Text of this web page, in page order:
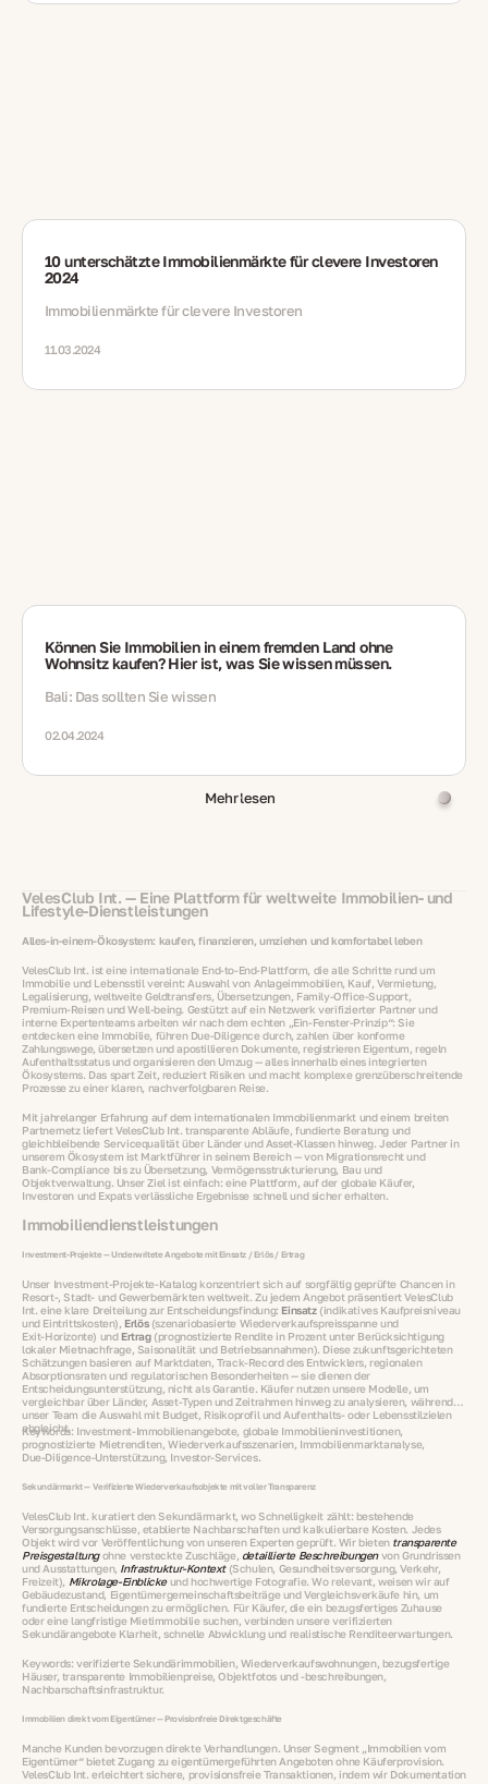
10 unterschätzte Immobilienmärkte für clevere Investoren
2024
Immobilienmärkte für clevere Investoren
11.03.2024
Können Sie Immobilien in einem fremden Land ohne
Wohnsitz kaufen? Hier ist, was Sie wissen müssen.
Bali: Das sollten Sie wissen
02.04.2024
Mehr lesen
VelesClub Int. — Eine Plattform für weltweite Immobilien- und
Lifestyle‑Dienstleistungen
Alles‑in‑einem‑Ökosystem: kaufen, finanzieren, umziehen und komfortabel leben
VelesClub Int. ist eine internationale End‑to‑End‑Plattform, die alle Schritte rund um
Immobilie und Lebensstil vereint: Auswahl von Anlageimmobilien, Kauf, Vermietung,
Legalisierung, weltweite Geldtransfers, Übersetzungen, Family‑Office‑Support,
Premium‑Reisen und Well‑being. Gestützt auf ein Netzwerk verifizierter Partner und
interne Expertenteams arbeiten wir nach dem echten „Ein‑Fenster‑Prinzip“: Sie
entdecken eine Immobilie, führen Due‑Diligence durch, zahlen über konforme
Zahlungswege, übersetzen und apostillieren Dokumente, registrieren Eigentum, regeln
Aufenthaltsstatus und organisieren den Umzug — alles innerhalb eines integrierten
Ökosystems. Das spart Zeit, reduziert Risiken und macht komplexe grenzüberschreitende
Prozesse zu einer klaren, nachverfolgbaren Reise.
Mit jahrelanger Erfahrung auf dem internationalen Immobilienmarkt und einem breiten
Partnernetz liefert VelesClub Int. transparente Abläufe, fundierte Beratung und
gleichbleibende Servicequalität über Länder und Asset‑Klassen hinweg. Jeder Partner in
unserem Ökosystem ist Marktführer in seinem Bereich — von Migrationsrecht und
Bank‑Compliance bis zu Übersetzung, Vermögensstrukturierung, Bau und
Objektverwaltung. Unser Ziel ist einfach: eine Plattform, auf der globale Käufer,
Investoren und Expats verlässliche Ergebnisse schnell und sicher erhalten.
Immobiliendienstleistungen
Investment‑Projekte — Underwritete Angebote mit Einsatz / Erlös / Ertrag
Unser Investment‑Projekte‑Katalog konzentriert sich auf sorgfältig geprüfte Chancen in
Resort‑, Stadt‑ und Gewerbemärkten weltweit. Zu jedem Angebot präsentiert VelesClub
Int. eine klare Dreiteilung zur Entscheidungsfindung: Einsatz(indikatives Kaufpreisniveau
und Eintrittskosten), Erlös(szenariobasierte Wiederverkaufspreisspanne und
Exit‑Horizonte) und Ertrag(prognostizierte Rendite in Prozent unter Berücksichtigung
lokaler Mietnachfrage, Saisonalität und Betriebsannahmen). Diese zukunftsgerichteten
Schätzungen basieren auf Marktdaten, Track‑Record des Entwicklers, regionalen
Absorptionsraten und regulatorischen Besonderheiten — sie dienen der
Entscheidungsunterstützung, nicht als Garantie. Käufer nutzen unsere Modelle, um
vergleichbar über Länder, Asset‑Typen und Zeitrahmen hinweg zu analysieren, während
unser Team die Auswahl mit Budget, Risikoprofil und Aufenthalts‑ oder Lebensstilzielen
abgleicht.
Keywords: Investment‑Immobilienangebote, globale Immobilieninvestitionen,
prognostizierte Mietrenditen, Wiederverkaufsszenarien, Immobilienmarktanalyse,
Due‑Diligence‑Unterstützung, Investor‑Services.
Sekundärmarkt — Verifizierte Wiederverkaufsobjekte mit voller Transparenz
VelesClub Int. kuratiert den Sekundärmarkt, wo Schnelligkeit zählt: bestehende
Versorgungsanschlüsse, etablierte Nachbarschaften und kalkulierbare Kosten. Jedes
Objekt wird vor Veröffentlichung von unseren Experten geprüft. Wir bieten transparente
Preisgestaltungohne versteckte Zuschläge, detaillierte Beschreibungenvon Grundrissen
und Ausstattungen, Infrastruktur‑Kontext(Schulen, Gesundheitsversorgung, Verkehr,
Freizeit), Mikrolage‑Einblickeund hochwertige Fotografie. Wo relevant, weisen wir auf
Gebäudezustand, Eigentümergemeinschaftsbeiträge und Vergleichsverkäufe hin, um
fundierte Entscheidungen zu ermöglichen. Für Käufer, die ein bezugsfertiges Zuhause
oder eine langfristige Mietimmobilie suchen, verbinden unsere verifizierten
Sekundärangebote Klarheit, schnelle Abwicklung und realistische Renditeerwartungen.
Keywords: verifizierte Sekundärimmobilien, Wiederverkaufswohnungen, bezugsfertige
Häuser, transparente Immobilienpreise, Objektfotos und -beschreibungen,
Nachbarschaftsinfrastruktur.
Immobilien direkt vom Eigentümer — Provisionfreie Direktgeschäfte
Manche Kunden bevorzugen direkte Verhandlungen. Unser Segment „Immobilien vom
Eigentümer“ bietet Zugang zu eigentümergeführten Angeboten ohne Käuferprovision.
VelesClub Int. erleichtert sichere, provisionsfreie Transaktionen, indem wir Dokumentation